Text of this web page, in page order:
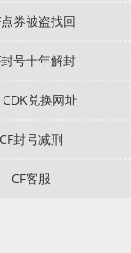
点券被盗找回
封号十年解封
CDK兑换网址
CF封号减刑
CF客服